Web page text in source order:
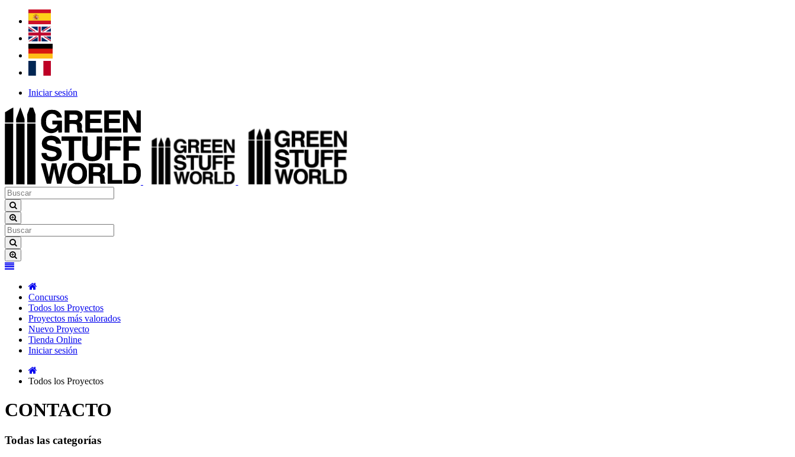
Iniciar sesión
Concursos
Todos los Proyectos
Proyectos más valorados
Nuevo Proyecto
Tienda Online
Iniciar sesión
Todos los Proyectos
CONTACTO
Todas las categorías